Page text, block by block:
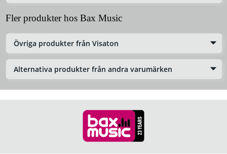
Fler produkter hos Bax Music
Övriga produkter från Visaton
Alternativa produkter från andra varumärken